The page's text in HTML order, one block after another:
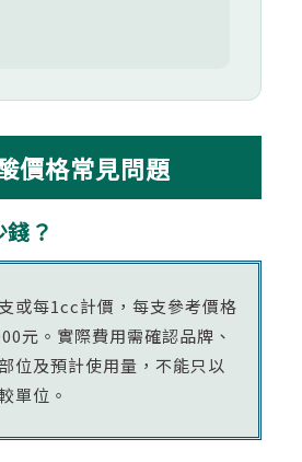
價格常見問題
？
或每1cc計價，每支參考價格
元。實際費用需確認品牌、
位及預計使用量，不能只以
單位。